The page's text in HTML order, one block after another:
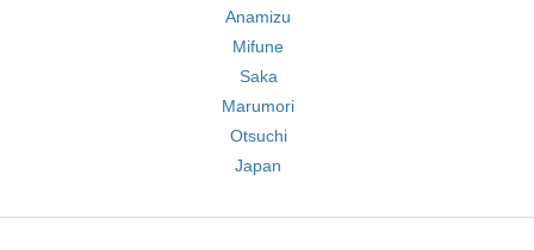
Anamizu
Mifune
Saka
Marumori
Otsuchi
Japan